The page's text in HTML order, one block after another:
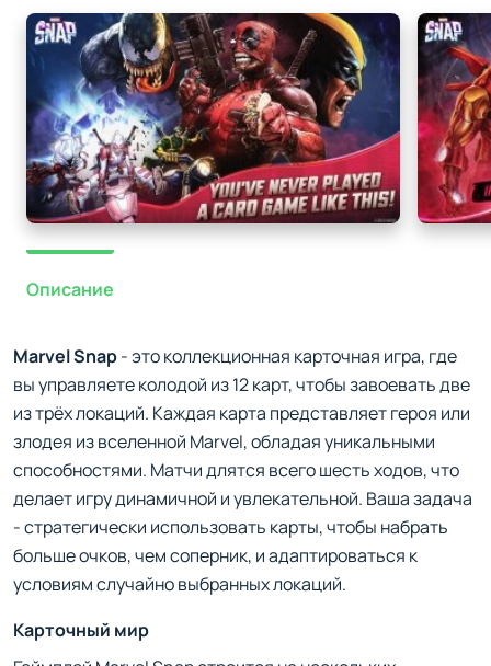
Описание
Marvel Snap- это коллекционная карточная игра, где
вы управляете колодой из 12 карт, чтобы завоевать две
из трёх локаций. Каждая карта представляет героя или
злодея из вселенной Marvel, обладая уникальными
способностями. Матчи длятся всего шесть ходов, что
делает игру динамичной и увлекательной. Ваша задача
- стратегически использовать карты, чтобы набрать
больше очков, чем соперник, и адаптироваться к
условиям случайно выбранных локаций.
Карточный мир